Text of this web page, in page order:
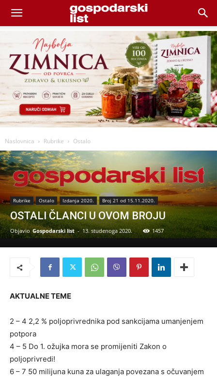
Naslovnica Rubrike Ostalo
Rubrike Ostalo Izdanja 2020. Broj 21 od 15.11.2020.
OSTALI ČLANCI U OVOM BROJU
Objavio Gospodarski list - 13. studenoga 2020. 1457
AKTUALNE TEME
2 – 4 2,2 % poljoprivrednika pod sankcijama umanjenjem
potpora
4 – 5 Do 1. ožujka mora se promijeniti Zakon o
poljoprivredi!
6 – 7 50 milijuna kuna za ulaganja povezana s očuvanjem